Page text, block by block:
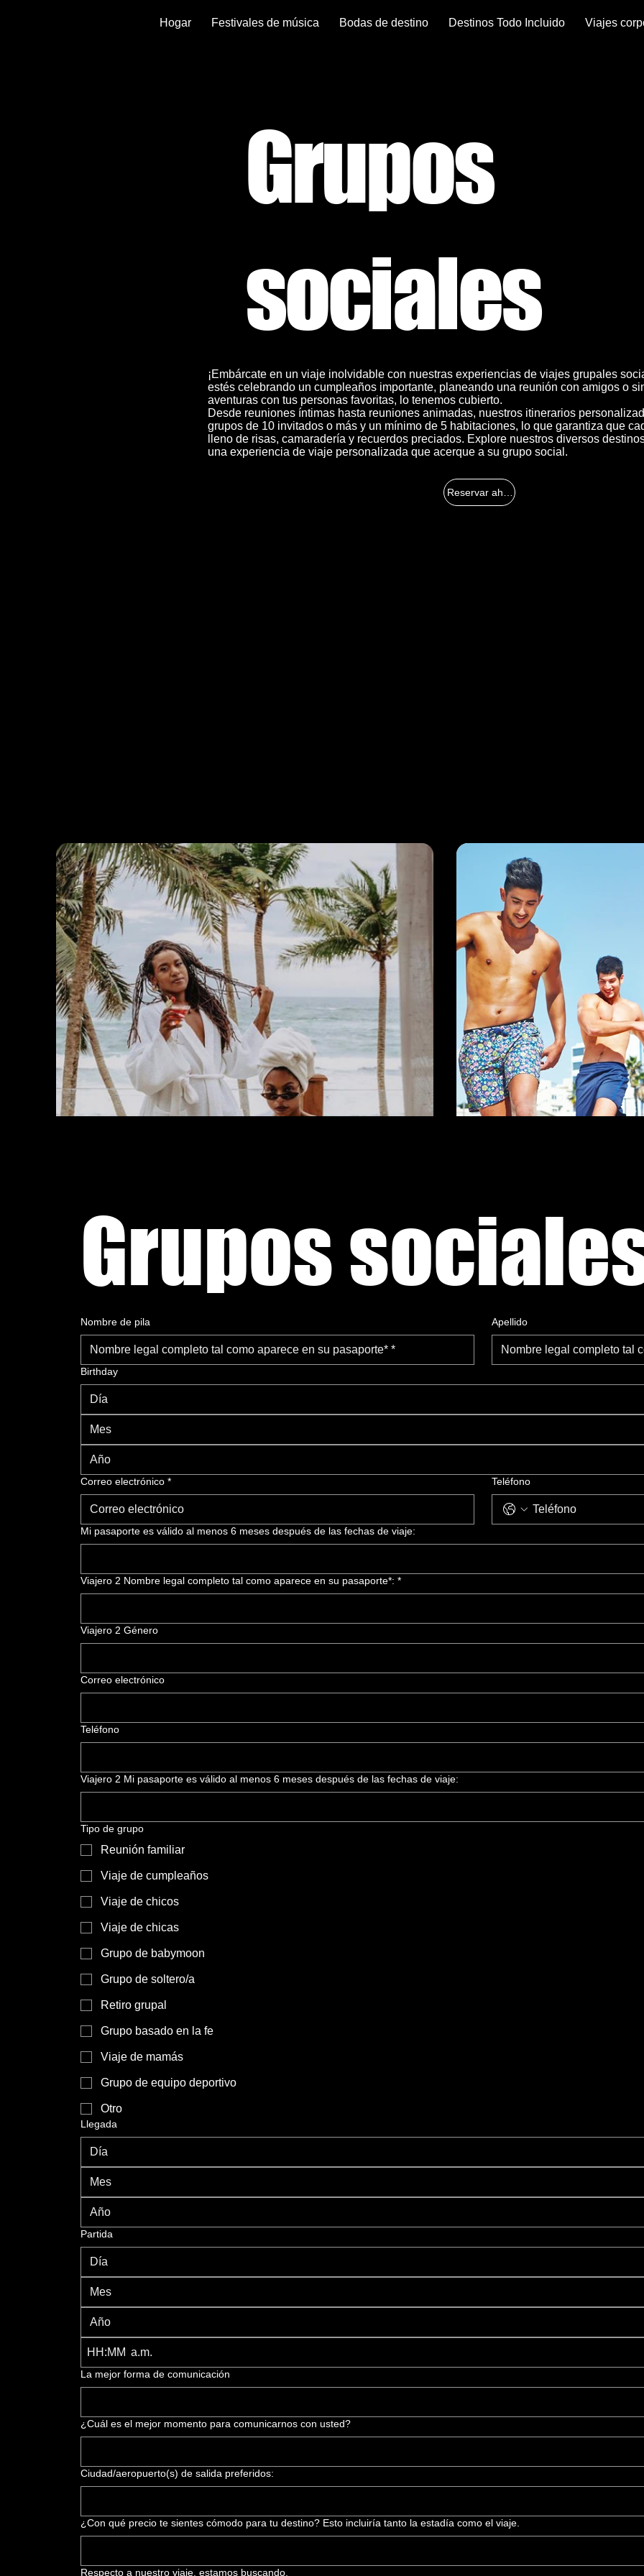
Hogar Festivales de música Bodas de destino Destinos Todo Incluido Viajes
Grupos
sociales
¡Embárcate en un viaje inolvidable con nuestras experiencias de viajes grupales
estés celebrando un cumpleaños importante, planeando una reunión con amigos o
aventuras con tus personas favoritas, lo tenemos cubierto.
Desde reuniones íntimas hasta reuniones animadas, nuestros itinerarios
grupos de 10 invitados o más y un mínimo de 5 habitaciones, lo que garantiza que
lleno de risas, camaradería y recuerdos preciados. Explore nuestros diversos
una experiencia de viaje personalizada que acerque a su grupo social.
Grupos
Nombre de pila Apellido
Birthday
Mes
Correo electrónico * Teléfono
Mi pasaporte es válido al menos 6 meses después de las fechas de viaje:
Viajero 2 Nombre legal completo tal como aparece en su pasaporte*: *
Viajero 2 Género
Correo electrónico
Teléfono
Viajero 2 Mi pasaporte es válido al menos 6 meses después de las fechas de viaje:
Tipo de grupo
Reunión familiar
Viaje de cumpleaños
Viaje de chicos
Viaje de chicas
Grupo de babymoon
Grupo de soltero/a
Retiro grupal
Grupo basado en la fe
Viaje de mamás
Grupo de equipo deportivo
Otro
Llegada
Mes
Partida
Mes
: a.m.
La mejor forma de comunicación
¿Cuál es el mejor momento para comunicarnos con usted?
Ciudad/aeropuerto(s) de salida preferidos:
¿Con qué precio te sientes cómodo para tu destino? Esto incluiría tanto la estadía como el viaje.
Respecto a nuestro viaje, estamos buscando.